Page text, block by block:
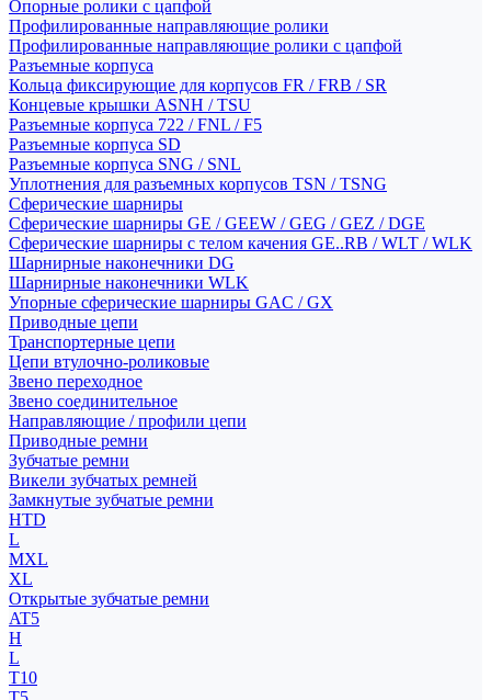
Опорные ролики с цапфой
Профилированные направляющие ролики
Профилированные направляющие ролики с цапфой
Разъемные корпуса
Кольца фиксирующие для корпусов FR / FRB / SR
Концевые крышки ASNH / TSU
Разъемные корпуса 722 / FNL / F5
Разъемные корпуса SD
Разъемные корпуса SNG / SNL
Уплотнения для разъемных корпусов TSN / TSNG
Сферические шарниры
Сферические шарниры GE / GEEW / GEG / GEZ / DGE
Сферические шарниры с телом качения GE..RB / WLT / WLK
Шарнирные наконечники DG
Шарнирные наконечники WLK
Упорные сферические шарниры GAC / GX
Приводные цепи
Транспортерные цепи
Цепи втулочно-роликовые
Звено переходное
Звено соединительное
Направляющие / профили цепи
Приводные ремни
Зубчатые ремни
Викели зубчатых ремней
Замкнутые зубчатые ремни
HTD
L
MXL
XL
Открытые зубчатые ремни
AT5
H
L
T10